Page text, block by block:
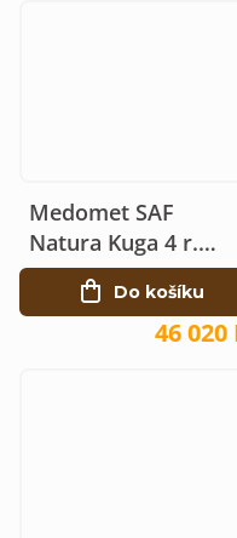
Medomet SAF
Natura Kuga 4 r.
elektrický 230V
46 020
Do košíku